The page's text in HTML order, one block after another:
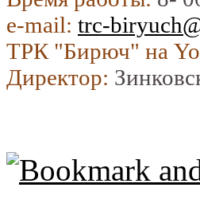
e-mail: trc-
ТРК "Бирюч" на
Директор: